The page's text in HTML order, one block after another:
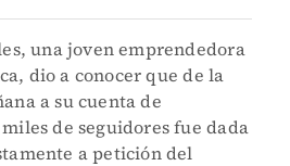
una joven emprendedora
dio a conocer que de la
a su cuenta de
de seguidores fue dada
a petición del